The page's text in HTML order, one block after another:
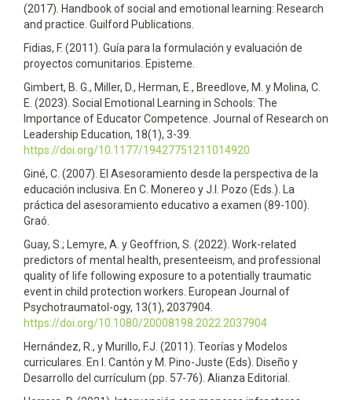
(2017). Handbook of social and emotional learning: Research
and practice. Guilford Publications.
Fidias, F. (2011). Guía para la formulación y evaluación de
proyectos comunitarios. Episteme.
Gimbert, B. G., Miller, D., Herman, E., Breedlove, M. y Molina, C.
E. (2023). Social Emotional Learning in Schools: The
Importance of Educator Competence. Journal of Research on
Leadership Education, 18(1), 3-39.
https://doi.org/10.1177/19427751211014920
Giné, C. (2007). El Asesoramiento desde la perspectiva de la
educación inclusiva. En C. Monereo y J.I. Pozo (Eds.). La
práctica del asesoramiento educativo a examen (89-100).
Graó.
Guay, S.; Lemyre, A. y Geoffrion, S. (2022). Work-related
predictors of mental health, presenteeism, and professional
quality of life following exposure to a potentially traumatic
event in child protection workers. European Journal of
Psychotraumatol-ogy, 13(1), 2037904.
https://doi.org/10.1080/20008198.2022.2037904
Hernández, R., y Murillo, F.J. (2011). Teorías y Modelos
curriculares. En I. Cantón y M. Pino-Juste (Eds). Diseño y
Desarrollo del currículum (pp. 57-76). Alianza Editorial.